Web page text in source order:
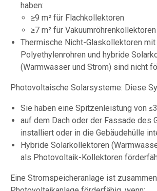
haben:
≥9 m² für Flachkollektoren
≥7 m² für Vakuumröhrenkollektoren
Thermische Nicht-Glaskollektoren mit
Polyethylenrohren und hybride
(Warmwasser und Strom) sind nicht
Photovoltaische Solarsysteme: Diese
Sie haben eine Spitzenleistung von
auf dem Dach oder der Fassade des
installiert oder in die Gebäudehülle
Hybride Solarkollektoren
als Photovoltaik-Kollektoren
Eine Stromspeicheranlage ist